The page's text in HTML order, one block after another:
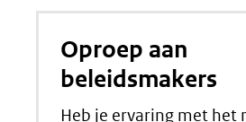
Oproep aan
beleidsmakers
Heb je ervaring met het